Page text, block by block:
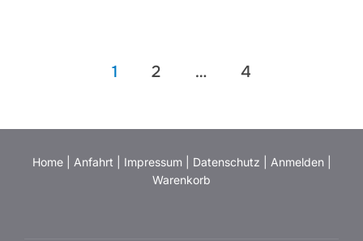
Seitennummerierung
1 2 … 4
Home| Anfahrt Impressum| Datenschutz Anmelden|
Warenkorb